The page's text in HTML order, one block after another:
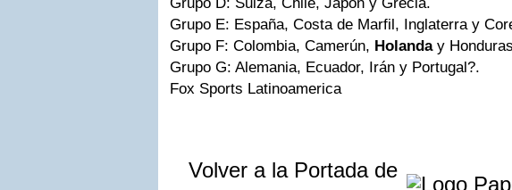
Grupo E: España, Costa de Marfil, Inglaterra y
Grupo F: Colombia, Camerún, Holanday
Grupo G: Alemania, Ecuador, Irán y Portugal?.
Fox Sports Latinoamerica
Volver a la Portada de